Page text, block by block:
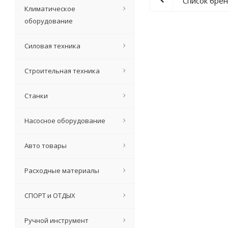
Климатическое
оборудование
Силовая техника
Строительная техника
Станки
Насосное оборудование
Авто товары
Расходные материалы
СПОРТ и ОТДЫХ
Ручной инструмент